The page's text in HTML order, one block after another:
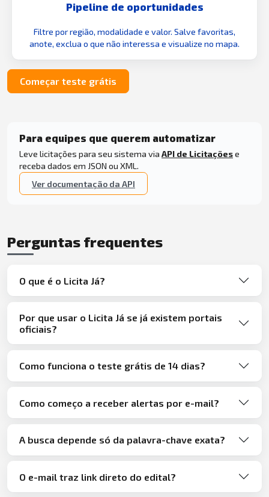
Pipeline de oportunidades
Filtre por região, modalidade e valor. Salve favoritas,
anote, exclua o que não interessa e visualize no mapa.
Começar teste grátis
Para equipes que querem automatizar
Leve licitações para seu sistema via API de Licitaçõese
receba dados em JSON ou XML.
Ver documentação da API
Perguntas frequentes
O que é o Licita Já?
Por que usar o Licita Já se já existem portais
oficiais?
Como funciona o teste grátis de 14 dias?
Como começo a receber alertas por e-mail?
A busca depende só da palavra-chave exata?
O e-mail traz link direto do edital?